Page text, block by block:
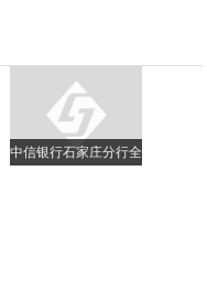
中信银行石家庄分行全